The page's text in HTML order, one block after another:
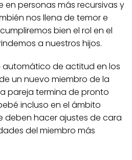
en personas más recursivas y
nos llena de temor e
bien el rol en el
a nuestros hijos.
de actitud en los
un nuevo miembro de la
pareja termina de pronto
incluso en el ámbito
deben hacer ajustes de cara
del miembro más